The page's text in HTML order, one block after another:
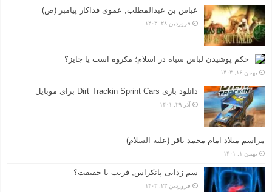
عباس بن عبدالمطلب, عموی فداکار پیامبر (ص)
فروردین ۲۸, ۱۴۰۳
حکم پوشیدن لباس سیاه در اسلام؛ مکروه است یا جایز؟
بهمن ۱۶, ۱۴۰۴
دانلود بازی Dirt Trackin Sprint Cars برای موبایل
آذر ۲۹, ۱۴۰۱
مراسم میلاد امام محمد باقر (علیه السلام)
بهمن ۱, ۱۴۰۱
سم زدایی پانکراس, فریب یا حقیقت؟
فروردین ۲۳, ۱۴۰۳